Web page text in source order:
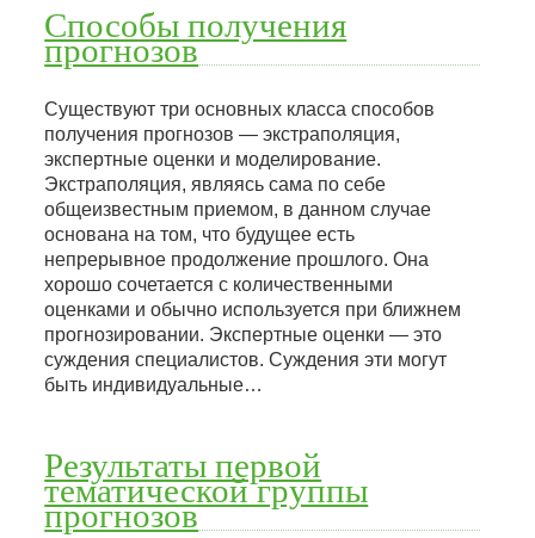
Способы получения
прогнозов
Существуют три основных класса способов
получения прогнозов — экстраполяция,
экспертные оценки и моделирование.
Экстраполяция, являясь сама по себе
общеизвестным приемом, в данном случае
основана на том, что будущее есть
непрерывное продолжение прошлого. Она
хорошо сочетается с количественными
оценками и обычно используется при ближнем
прогнозировании. Экспертные оценки — это
суждения специалистов. Суждения эти могут
быть индивидуальные…
Результаты первой
тематической группы
прогнозов